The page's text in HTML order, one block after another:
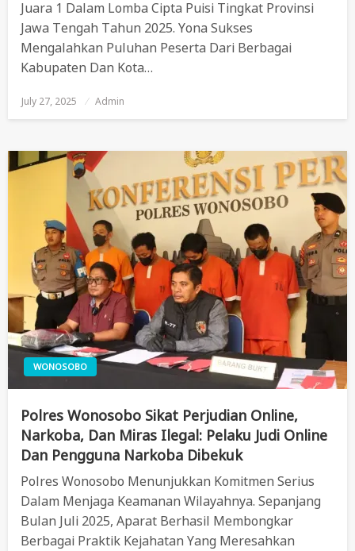
Juara 1 Dalam Lomba Cipta Puisi Tingkat Provinsi
Jawa Tengah Tahun 2025. Yona Sukses
Mengalahkan Puluhan Peserta Dari Berbagai
Kabupaten Dan Kota…
Posted
On
July 27, 2025 Admin
WONOSOBO
Polres Wonosobo Sikat Perjudian Online,
Narkoba, Dan Miras Ilegal: Pelaku Judi Online
Dan Pengguna Narkoba Dibekuk
Polres Wonosobo Menunjukkan Komitmen Serius
Dalam Menjaga Keamanan Wilayahnya. Sepanjang
Bulan Juli 2025, Aparat Berhasil Membongkar
Berbagai Praktik Kejahatan Yang Meresahkan